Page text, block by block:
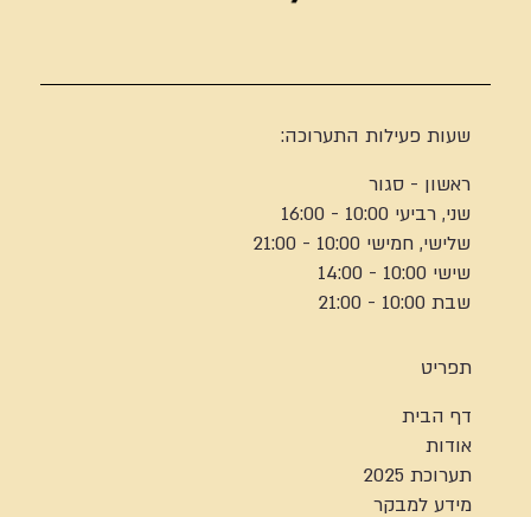
שעות פעילות התערוכה:
ראשון - סגור
שני, רביעי 10:00 - 16:00
שלישי, חמישי 10:00 - 21:00
שישי 10:00 - 14:00
שבת 10:00 - 21:00
תפריט
דף הבית
אודות
תערוכת 2025
מידע למבקר